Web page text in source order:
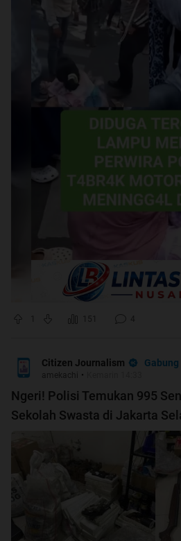
151 4
Citizen Journalism Gabung
amekachi •
Ngeri! Polisi Temukan 995
Sekolah Swasta di Jakarta